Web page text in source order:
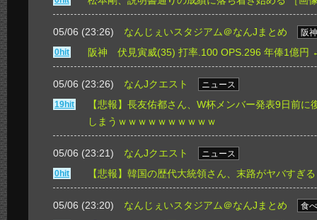
05/06 (23:26) なんじぇいスタジアム＠なんJまとめ
阪
0hit
阪神 伏見寅威(35) 打率.100 OPS.296 年俸1億円
05/06 (23:26) なんJクエスト
ニュース
19hit
【悲報】長友佑都さん、W杯メンバー発表9日前
しまうｗｗｗｗｗｗｗｗｗｗ
05/06 (23:21) なんJクエスト
ニュース
0hit
【悲報】韓国の歴代大統領さん、末路がヤバすぎ
05/06 (23:20) なんじぇいスタジアム＠なんJまとめ
食